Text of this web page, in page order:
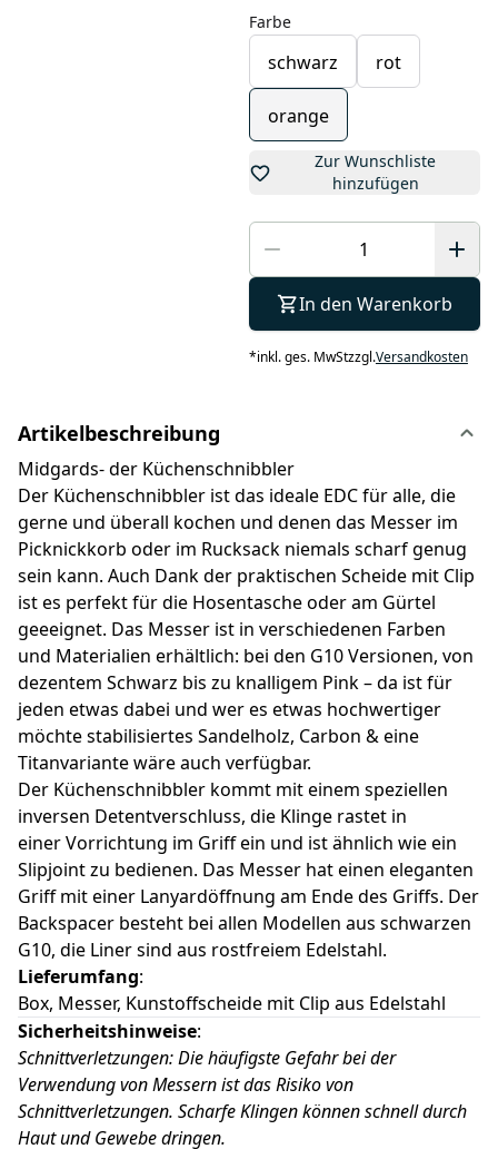
Farbe
schwarz rot
orange
Zur Wunschliste
hinzufügen
In den Warenkorb
*inkl. ges. MwStzzgl.Versandkosten
Artikelbeschreibung
Midgards- der Küchenschnibbler
Der Küchenschnibbler ist das ideale EDC für alle, die
gerne und überall kochen und denen das Messer im
Picknickkorb oder im Rucksack niemals scharf genug
sein kann. Auch Dank der praktischen Scheide mit Clip
ist es perfekt für die Hosentasche oder am Gürtel
geeeignet. Das Messer ist in verschiedenen Farben
und Materialien erhältlich: bei den G10 Versionen, von
dezentem Schwarz bis zu knalligem Pink – da ist für
jeden etwas dabei und wer es etwas hochwertiger
möchte stabilisiertes Sandelholz, Carbon & eine
Titanvariante wäre auch verfügbar.
Der Küchenschnibbler kommt mit einem speziellen
inversen Detentverschluss, die Klinge rastet in
einer Vorrichtung im Griff ein und ist ähnlich wie ein
Slipjoint zu bedienen. Das Messer hat einen eleganten
Griff mit einer Lanyardöffnung am Ende des Griffs. Der
Backspacer besteht bei allen Modellen aus schwarzen
G10, die Liner sind aus rostfreiem Edelstahl.
Lieferumfang:
Box, Messer, Kunstoffscheide mit Clip aus Edelstahl
Sicherheitshinweise:
Schnittverletzungen: Die häufigste Gefahr bei der
Verwendung von Messern ist das Risiko von
Schnittverletzungen. Scharfe Klingen können schnell durch
Haut und Gewebe dringen.